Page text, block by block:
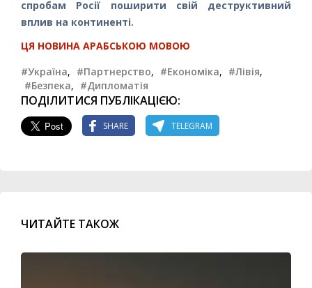
спробам Росії поширити свій деструктивний
вплив на континенті.
ЦЯ НОВИНА АРАБСЬКОЮ МОВОЮ
#Україна, #Партнерство, #Економіка, #Лівія,
#Безпека, #Дипломатія
ПОДІЛИТИСЯ ПУБЛІКАЦІЄЮ:
SHARE TELEGRAM
ЧИТАЙТЕ ТАКОЖ